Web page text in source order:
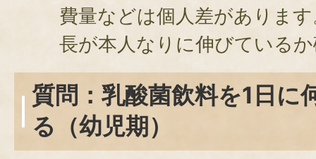
費量などは個人差がありま
長が本人なりに伸びている
質問：乳酸菌飲料を1日に
る（幼児期）